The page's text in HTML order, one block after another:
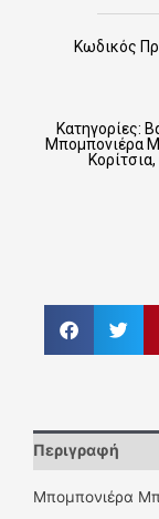
Κωδικός
Κατηγορίες:
Μπομπονιέρα
Κορίτσια,
Περιγραφή
Μπομπονιέρα